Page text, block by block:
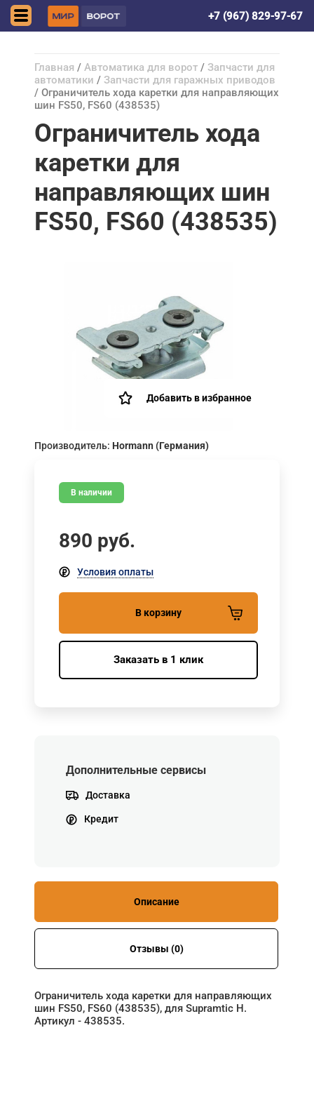
+7 (967) 829-97-67
Главная / Автоматика для ворот / Запчасти для
автоматики / Запчасти для гаражных приводов
/ Ограничитель хода каретки для направляющих
шин FS50, FS60 (438535)
Ограничитель хода
каретки для
направляющих шин
FS50, FS60 (438535)
Добавить в избранное
Производитель: Hormann (Германия)
В наличии
890 руб.
Условия оплаты
В корзину
Заказать в 1 клик
Дополнительные сервисы
Доставка
Кредит
Описание
Отзывы (0)
Ограничитель хода каретки для направляющих
шин FS50, FS60 (438535), для Supramtic H.
Артикул - 438535.